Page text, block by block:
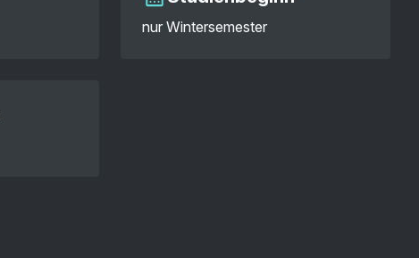
nur Wintersemester